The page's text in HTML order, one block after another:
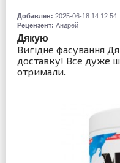
Добавлен: 2025-06-18 14:12:54
Рецензент: Андрей
Дякую
Вигідне фасування
доставку! Все дуже
отримали.